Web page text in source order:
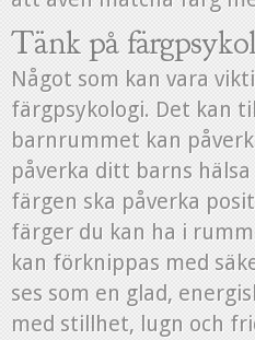
Tänk på
Något som kan vara
färgpsykologi. Det kan
barnrummet kan
påverka ditt barns
färgen ska påverka
färger du kan ha i
kan förknippas med
ses som en glad,
med stillhet, lugn och